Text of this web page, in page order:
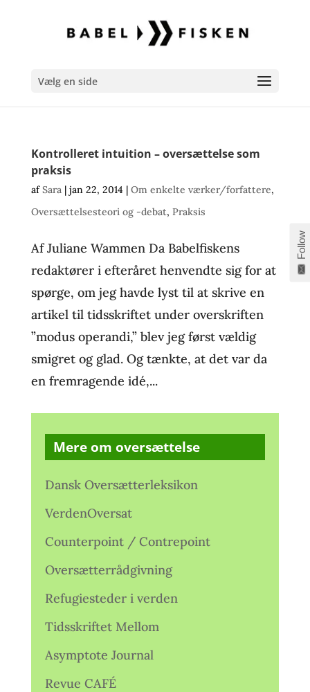
Vælg en side
Kontrolleret intuition – oversættelse som
praksis
afSara| jan 22, 2014 | Om enkelte værker/forfattere,
Oversættelsesteori og -debat, Praksis
Af Juliane Wammen Da Babelfiskens
redaktører i efteråret henvendte sig for at
spørge, om jeg havde lyst til at skrive en
artikel til tidsskriftet under overskriften
”modus operandi,” blev jeg først vældig
smigret og glad. Og tænkte, at det var da
en fremragende idé,...
Mere om oversættelse
Dansk Oversætterleksikon
VerdenOversat
Counterpoint / Contrepoint
Oversætterrådgivning
Refugiesteder i verden
Tidsskriftet Mellom
Asymptote Journal
Revue CAFÉ
Follow